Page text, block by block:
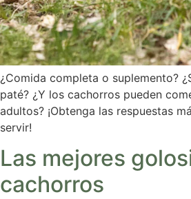
¿Comida completa o suplemento?
paté? ¿Y los cachorros pueden
adultos? ¡Obtenga las respuestas
servir!
Las mejores
cachorros